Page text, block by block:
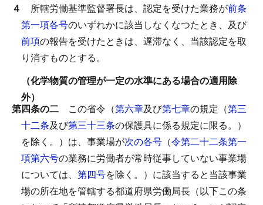
４
所轄労働基準監督署長は、認定を受けた業務が前条
第一項各号のいずれかに該当しなくなつたとき、及び
前項の報告を受けたときは、遅滞なく、当該認定を取
り消すものとする。
（化学物質の管理が一定の水準にある場合の適用除
外）
第四条の二
この省令（第六章及び第七章の規定（第三
十二条及び第三十三条の保護具に係る規定に限る。）
を除く。）は、事業場が次の各号 （令第二十二条第一
項第六号の業務に労働者が常時従事していない事業場
については、 第四号を除く。）に該当すると当該事業
場の所在地を管轄する都道府県労働局長（以下この条